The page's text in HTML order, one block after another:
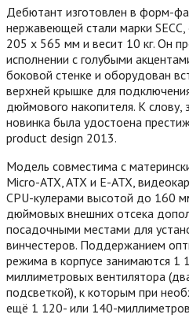
Дебютант изготовлен в форм-
нержавеющей стали марки
205 x 565 мм и весит 10 кг. Он
исполнении с голубыми
боковой стенке и оборудован
верхней крышке для
дюймового накопителя. К слову,
новинка была удостоена
product design 2013.
Модель совместима с
Micro-ATX, ATX и E-ATX,
CPU-кулерами высотой до 160
дюймовых внешних отсека
посадочными местами для
винчестеров. Поддержанием
режима в корпусе занимаются
миллиметровых вентилятора
подсветкой), к которым при
ещё 1 120- или 140-